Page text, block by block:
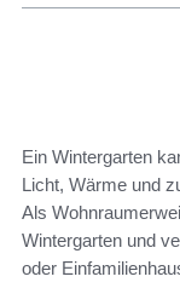
Ein Wintergarten
Licht, Wärme und
Als
Wintergarten und
oder